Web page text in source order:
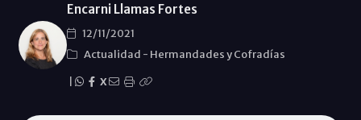
Encarni Llamas Fortes
12/11/2021
Actualidad - Hermandades y Cofradías
X